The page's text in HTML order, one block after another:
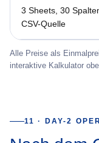
3 Sheets, 30
CSV-Quelle
Alle Preise als
interaktive Kalkulator
11 · DAY-2